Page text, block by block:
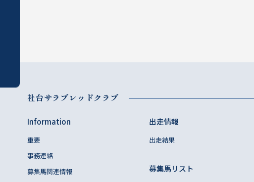
社台サラブレッドクラブ
Information
重要
事務連絡
募集馬関連情報
出走情報
出走結果
募集馬リスト